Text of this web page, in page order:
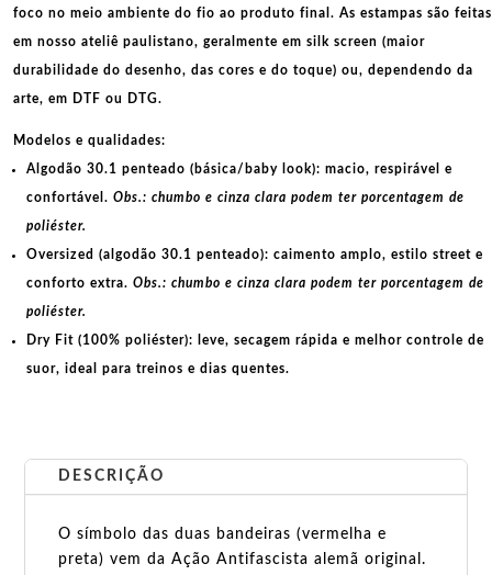
foco no meio ambiente do fio ao produto final. As estampas são feitas
em nosso ateliê paulistano, geralmente em silk screen (maior
durabilidade do desenho, das cores e do toque) ou, dependendo da
arte, em DTF ou DTG.
Modelos e qualidades:
Algodão 30.1 penteado (básica/baby look): macio, respirável e
confortável. Obs.: chumbo e cinza clara podem ter porcentagem de
poliéster.
Oversized (algodão 30.1 penteado): caimento amplo, estilo street e
conforto extra. Obs.: chumbo e cinza clara podem ter porcentagem de
poliéster.
Dry Fit (100% poliéster): leve, secagem rápida e melhor controle de
suor, ideal para treinos e dias quentes.
DESCRIÇÃO
O símbolo das duas bandeiras (vermelha e
preta) vem da Ação Antifascista alemã original.